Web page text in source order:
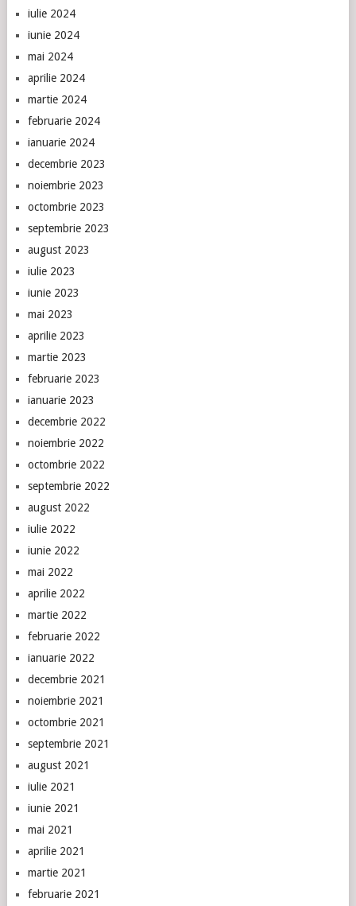
iulie 2024
iunie 2024
mai 2024
aprilie 2024
martie 2024
februarie 2024
ianuarie 2024
decembrie 2023
noiembrie 2023
octombrie 2023
septembrie 2023
august 2023
iulie 2023
iunie 2023
mai 2023
aprilie 2023
martie 2023
februarie 2023
ianuarie 2023
decembrie 2022
noiembrie 2022
octombrie 2022
septembrie 2022
august 2022
iulie 2022
iunie 2022
mai 2022
aprilie 2022
martie 2022
februarie 2022
ianuarie 2022
decembrie 2021
noiembrie 2021
octombrie 2021
septembrie 2021
august 2021
iulie 2021
iunie 2021
mai 2021
aprilie 2021
martie 2021
februarie 2021